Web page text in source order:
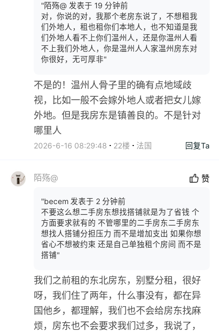
"陌殇@ 发表于 19 分钟前
对，你说的对，我那个老房东说了，不想租我
们外地人，租也租你们本地人，也不知道是我
们外地人看不上你们温州人，还是你温州人看
不上我们外地人，你是温州人人家温州房东对
你很好，无可厚非"
不是的！温州人骨子里的确有点地域歧
视，比如一般不会嫁外地人或者把女儿嫁
外地。但是我房东是镇善良的。不是针对
哪里人
2026-6-16 08:29:48 22楼 法国 回复Ta
陌殇@ 赞
"becem 发表于 2 分钟前
不要这么想二手房东想找搭铺就是为了省钱 个
方面要求就有的 不管哪里的二手房东二手房东
想找人搭铺分担压力 而不是增加支出 如果你想
省心不想被约束 还是自己单独租个房间 而不是
搭铺"
我们之前租的东北房东，别墅分租，很好
呀，我们住了两年，什么事没有，都在异
国他乡，都理解，我们也不会给房东找麻
烦，房东也不会要求我们过多，我说了，